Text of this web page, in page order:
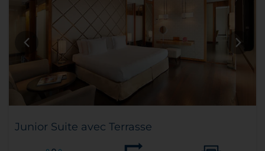
Junior Suite avec Terrasse